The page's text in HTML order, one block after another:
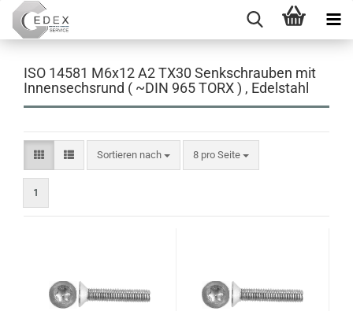
ISO 14581 M6x12 A2 TX30 Senkschrauben mit
Innensechsrund ( ~DIN 965 TORX ) , Edelstahl
Sortieren nach
Sortieren nach 8 pro Seite
pro Seite
1